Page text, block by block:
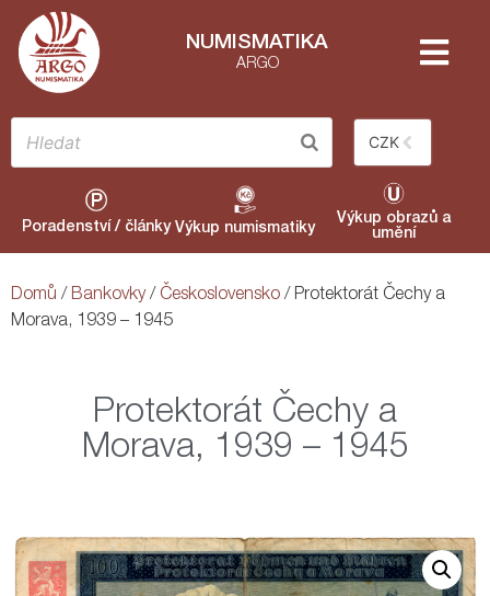
NUMISMATIKA
ARGO
CZK
Poradenství / články Výkup numismatiky
Výkup obrazů a
umění
Domů / Bankovky/ Československo / Protektorát Čechy a
Morava, 1939 – 1945
Protektorát Čechy a
Morava, 1939 – 1945